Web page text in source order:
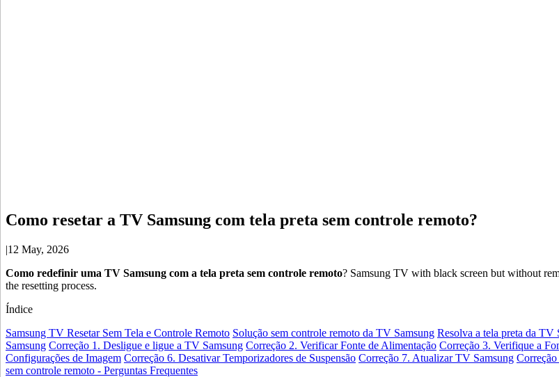
Como resetar a TV Samsung com tela preta sem controle remoto?
|12 May, 2026
Como redefinir uma TV Samsung com a tela preta sem controle remoto? Samsung TV with black screen but without
the resetting process.
Índice
Samsung TV Resetar Sem Tela e Controle Remoto Solução sem controle remoto da TV Samsung Resolva a tela preta da TV
Samsung Correção 1. Desligue e ligue a TV Samsung Correção 2. Verificar Fonte de Alimentação Correção 3. Verifique a
Configurações de Imagem Correção 6. Desativar Temporizadores de Suspensão Correção 7. Atualizar TV Samsung
sem controle remoto - Perguntas Frequentes